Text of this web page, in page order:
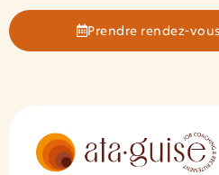
Prendre rendez-